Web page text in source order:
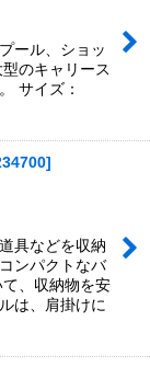
ール、ショッ
のキャリース
サイズ：
]
具などを収納
ンパクトなバ
、収納物を安
は、肩掛けに